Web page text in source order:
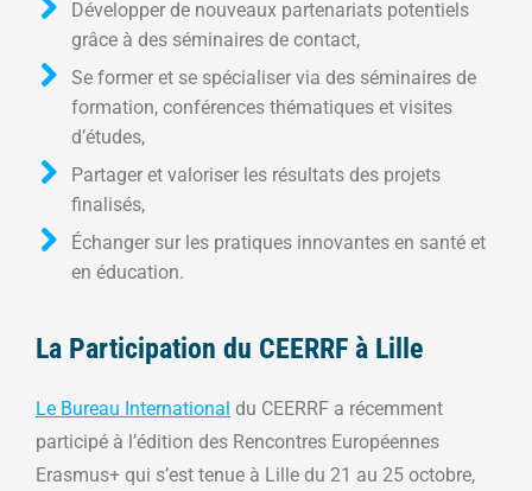
Développer de nouveaux partenariats potentiels
grâce à des séminaires de contact,
Se former et se spécialiser via des séminaires de
formation, conférences thématiques et visites
d’études,
Partager et valoriser les résultats des projets
finalisés,
Échanger sur les pratiques innovantes en santé et
en éducation.
La Participation du CEERRF à Lille
Le Bureau International du CEERRF a récemment
participé à l’édition des Rencontres Européennes
Erasmus+ qui s’est tenue à Lille du 21 au 25 octobre,